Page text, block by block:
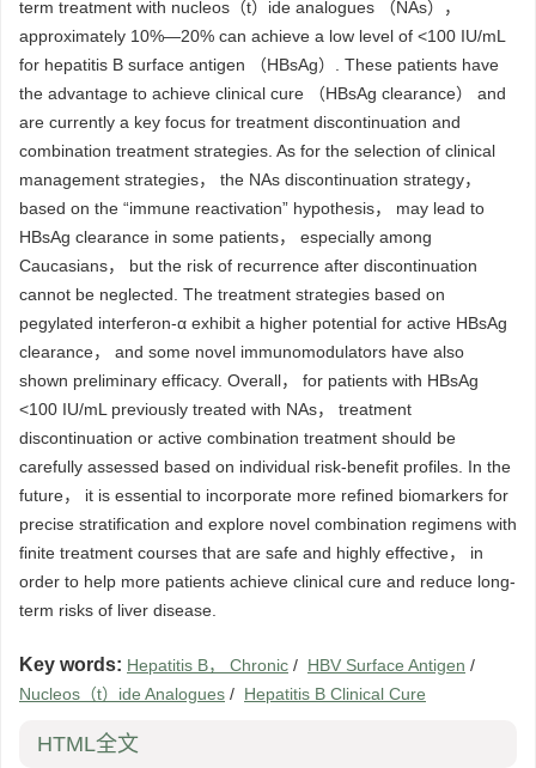
term treatment with nucleos（t）ide analogues （NAs），
approximately 10%—20% can achieve a low level of <100 IU/mL
for hepatitis B surface antigen （HBsAg）. These patients have
the advantage to achieve clinical cure （HBsAg clearance） and
are currently a key focus for treatment discontinuation and
combination treatment strategies. As for the selection of clinical
management strategies， the NAs discontinuation strategy，
based on the “immune reactivation” hypothesis， may lead to
HBsAg clearance in some patients， especially among
Caucasians， but the risk of recurrence after discontinuation
cannot be neglected. The treatment strategies based on
pegylated interferon-α exhibit a higher potential for active HBsAg
clearance， and some novel immunomodulators have also
shown preliminary efficacy. Overall， for patients with HBsAg
<100 IU/mL previously treated with NAs， treatment
discontinuation or active combination treatment should be
carefully assessed based on individual risk-benefit profiles. In the
future， it is essential to incorporate more refined biomarkers for
precise stratification and explore novel combination regimens with
finite treatment courses that are safe and highly effective， in
order to help more patients achieve clinical cure and reduce long-
term risks of liver disease.
Key words: Hepatitis B， Chronic / HBV Surface Antigen /
Nucleos（t）ide Analogues / Hepatitis B Clinical Cure
HTML全文